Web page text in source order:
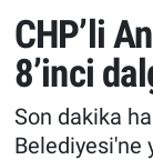
CHP’li
8’inci
Son dakika
Belediyesi'ne
Erişim
Ekonomi
Trend
Erişim
Spor
Ekonomi
Erişim
Tüm
Son